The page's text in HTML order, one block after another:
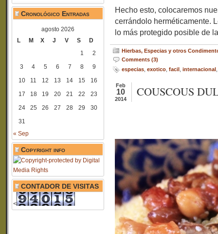
Cronológico Entradas
agosto 2026
L
M X J V S
D
1
2
3
4 5 6 7 8
9
10
11 12 13 14 15
16
17
18 19 20 21 22
23
24
25 26 27 28 29
30
31
« Sep
Copyright info
CONTADOR DE VISITAS
<
Hecho esto, colocaremos
cerrándolo herméticamente.
lo más protegido posible de
Hierbas, Especias y otros
Comments (3)
especias exotico facil internacional
Feb
10
2014
COUSCOUS